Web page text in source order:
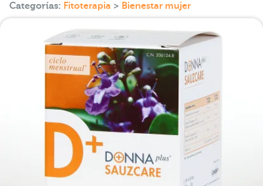
Categorías: Fitoterapia > Bienestar mujer